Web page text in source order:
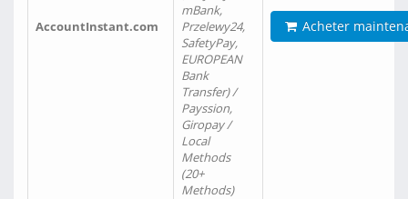
AccountInstant.com
mBank,
Przelewy24,
SafetyPay,
EUROPEAN
Bank
Transfer) /
Payssion,
Giropay /
Local
Methods
(20+
Methods)
Acheter